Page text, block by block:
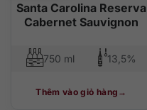
Santa Carolina Reserva
Cabernet Sauvignon
750 ml 13,5%
Thêm vào giỏ hàng